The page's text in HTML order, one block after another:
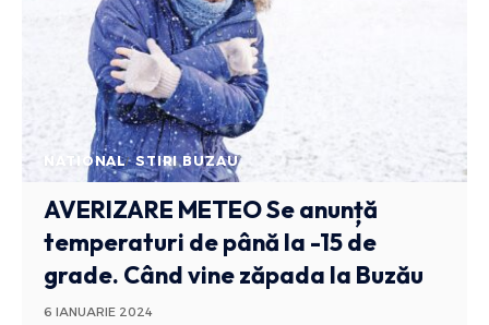
NATIONAL STIRI BUZAU
AVERIZARE METEOSe anunță
temperaturi de până la -15 de
grade. Când vine zăpada la Buzău
6 IANUARIE 2024